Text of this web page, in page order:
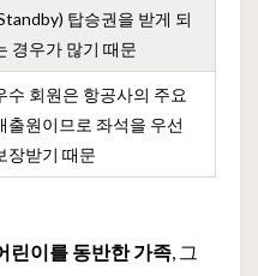
탑승권을 받게 되
경우가 많기 때문
수 회원은 항공사의 주요
출원이므로 좌석을 우선
장받기 때문
린이를 동반한 가족 , 그